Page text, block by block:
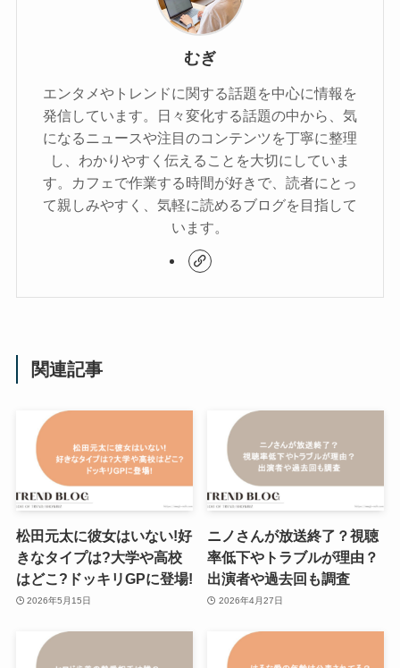
むぎ
エンタメやトレンドに関する話題を中心に情報を
発信しています。日々変化する話題の中から、気
になるニュースや注目のコンテンツを丁寧に整理
し、わかりやすく伝えることを大切にしていま
す。カフェで作業する時間が好きで、読者にとっ
て親しみやすく、気軽に読めるブログを目指して
います。
関連記事
松田元太に彼女はいない!好
きなタイプは?大学や高校
はどこ?ドッキリGPに登場!
2026年5月15日
ニノさんが放送終了？視聴
率低下やトラブルが理由？
出演者や過去回も調査
2026年4月27日